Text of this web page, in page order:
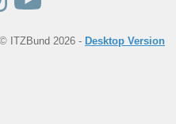
ITZBund 2026 - Desktop Version